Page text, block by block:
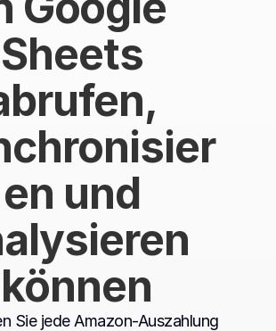
Sheets
en und
können
Sie jede Amazon-Auszahlung